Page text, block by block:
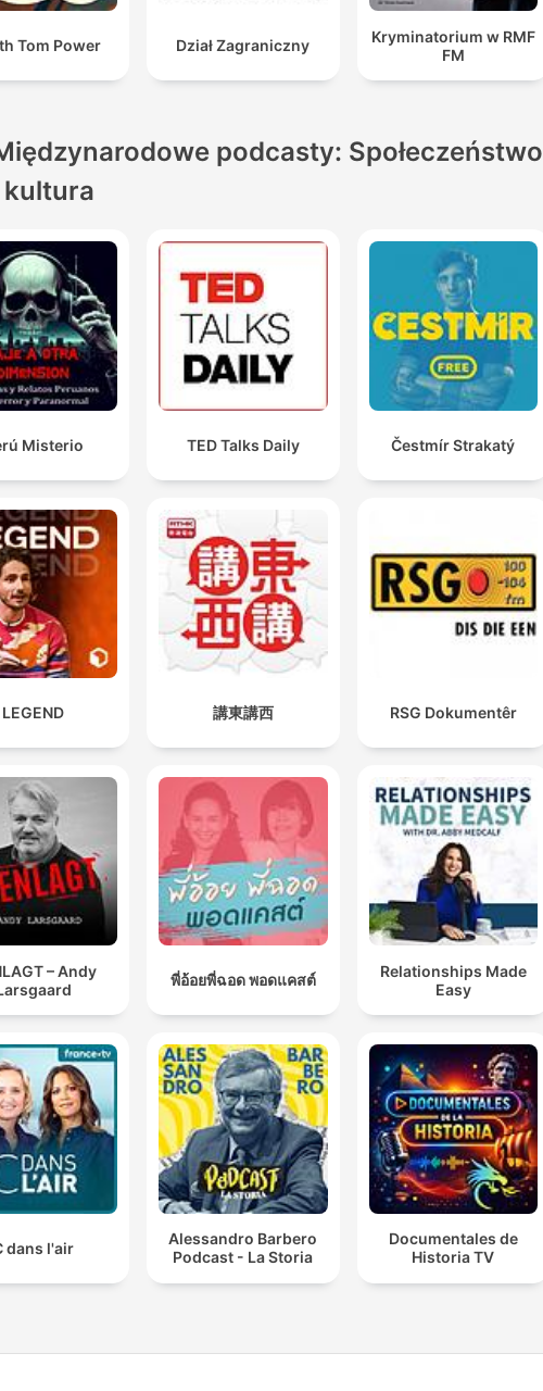
Tom Power Dział Zagraniczny
Kryminatorium w RMF
FM
podcasty: Społeczeństwo
kultura
Misterio TED Talks Daily Čestmír Strakatý
LEGEND 講東講西 RSG Dokumentêr
– Andy
พี่อ้อยพี่ฉอด พอดแคสต์
Relationships Made
Easy
dans l'air
Alessandro Barbero
Podcast - La Storia
Documentales de
Historia TV